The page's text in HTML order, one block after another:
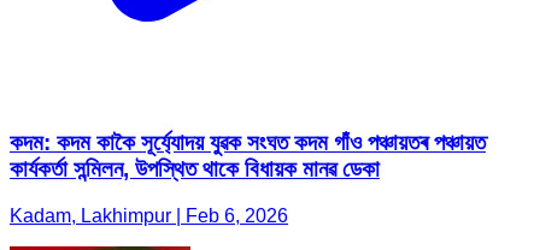
কদম: কদম কাকৈ সূৰ্য্যোদয় যুৱক সংঘত কদম গাঁ‌ও পঞ্চায়তৰ পঞ্চায়ত
কাৰ্যকৰ্তা সন্মিলন, উপস্থিত থাকে বিধায়ক মানৱ ডেকা
Kadam, Lakhimpur | Feb 6, 2026